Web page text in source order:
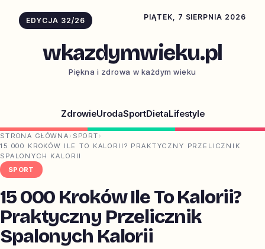
EDYCJA 32/26 PIĄTEK, 7 SIERPNIA 2026
wkazdymwieku.pl
Piękna i zdrowa w każdym wieku
ZdrowieUrodaSportDietaLifestyle
STRONA GŁÓWNA › SPORT ›
15 000 KROKÓW ILE TO KALORII? PRAKTYCZNY PRZELICZNIK
SPALONYCH KALORII
SPORT
15 000 Kroków Ile To Kalorii?
Praktyczny Przelicznik
Spalonych Kalorii